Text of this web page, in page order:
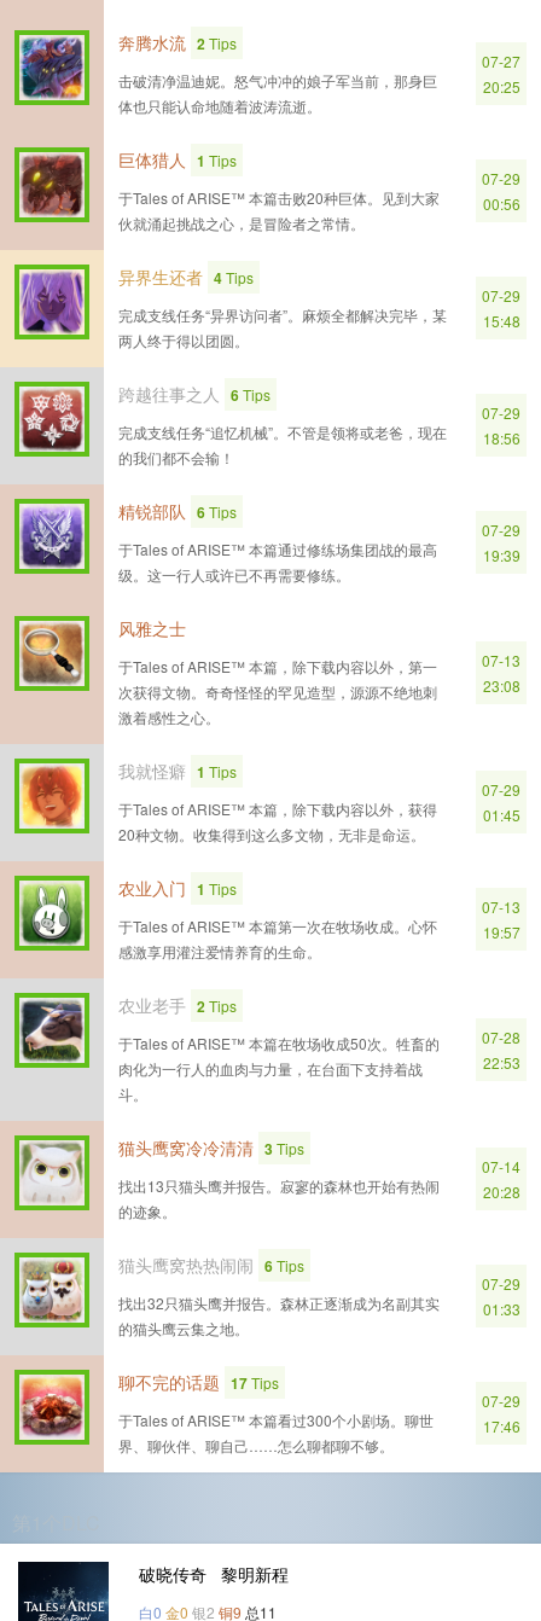
奔腾水流 2Tips
击破清净温迪妮。怒气冲冲的娘子军当前，那身巨
体也只能认命地随着波涛流逝。
07-27
20:25
巨体猎人 1 Tips
于Tales of ARISE™ 本篇击败20种巨体。见到大家
伙就涌起挑战之心，是冒险者之常情。
07-29
00:56
异界生还者 4Tips
完成支线任务“异界访问者”。麻烦全都解决完毕，某
两人终于得以团圆。
07-29
15:48
跨越往事之人 6Tips
完成支线任务“追忆机械”。不管是领将或老爸，现在
的我们都不会输！
07-29
18:56
精锐部队 6Tips
于Tales of ARISE™ 本篇通过修练场集团战的最高
级。这一行人或许已不再需要修练。
07-29
19:39
风雅之士
于Tales of ARISE™ 本篇，除下载内容以外，第一
次获得文物。奇奇怪怪的罕见造型，源源不绝地刺
激着感性之心。
07-13
23:08
我就怪癖 1 Tips
于Tales of ARISE™ 本篇，除下载内容以外，获得
20种文物。收集得到这么多文物，无非是命运。
07-29
01:45
农业入门 1 Tips
于Tales of ARISE™ 本篇第一次在牧场收成。心怀
感激享用灌注爱情养育的生命。
07-13
19:57
农业老手 2Tips
于Tales of ARISE™ 本篇在牧场收成50次。牲畜的
肉化为一行人的血肉与力量，在台面下支持着战
斗。
07-28
22:53
猫头鹰窝冷冷清清 3Tips
找出13只猫头鹰并报告。寂寥的森林也开始有热闹
的迹象。
07-14
20:28
猫头鹰窝热热闹闹 6Tips
找出32只猫头鹰并报告。森林正逐渐成为名副其实
的猫头鹰云集之地。
07-29
01:33
聊不完的话题 17Tips
于Tales of ARISE™ 本篇看过300个小剧场。聊世
界、聊伙伴、聊自己……怎么聊都聊不够。
07-29
17:46
破晓传奇 黎明新程
白0 金0 银2 铜9 总11